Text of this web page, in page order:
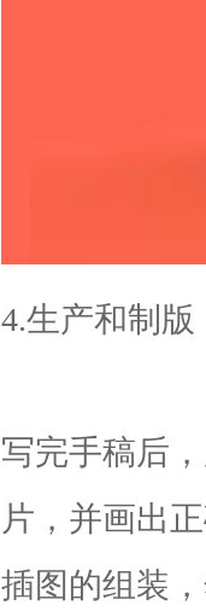
4.生产和制版
写完手稿后
片，并画出
插图的组装